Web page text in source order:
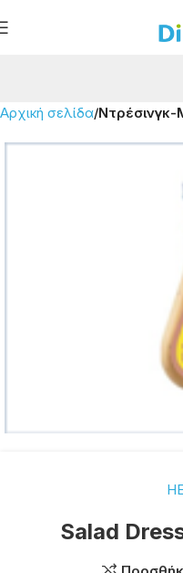
Αρχική σελίδα
Salad